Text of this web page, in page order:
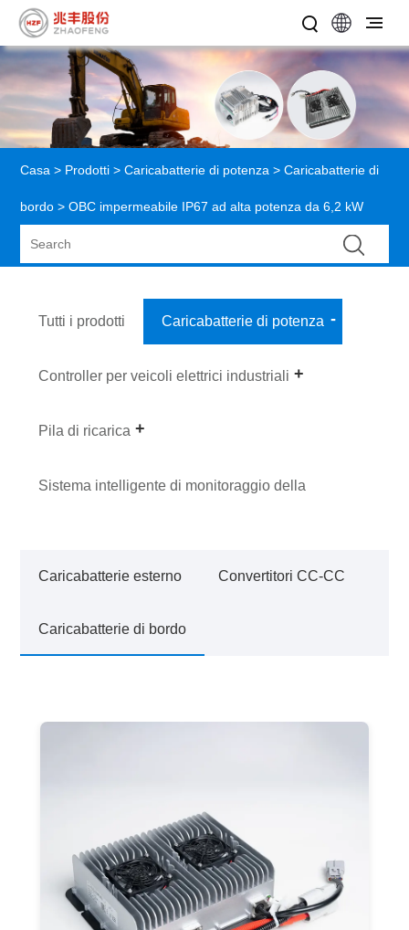
Casa > Prodotti >Caricabatterie di potenza >Caricabatterie di
bordo > OBC impermeabile IP67 ad alta potenza da 6,2 kW
Tutti i prodotti Caricabatterie di potenza
Controller per veicoli elettrici industriali
Pila di ricarica
Sistema intelligente di monitoraggio della
Caricabatterie esterno Convertitori CC-CC
Caricabatterie di bordo